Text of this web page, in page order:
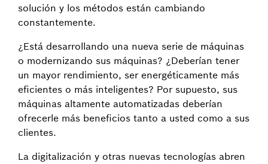
solución y los métodos están cambiando
constantemente.
¿Está desarrollando una nueva serie de máquinas
o modernizando sus máquinas? ¿Deberían tener
un mayor rendimiento, ser energéticamente más
eficientes o más inteligentes? Por supuesto, sus
máquinas altamente automatizadas deberían
ofrecerle más beneficios tanto a usted como a sus
clientes.
La digitalización y otras nuevas tecnologías abren